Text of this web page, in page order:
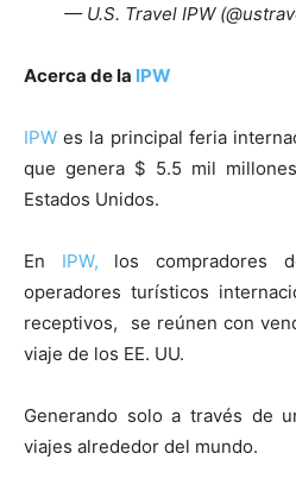
— U.S. Travel IPW
Acerca de la IPW
IPW es la principal feria
que genera $ 5.5 mil
Estados Unidos.
En IPW, los compradores
operadores turísticos
receptivos, se reúnen con
viaje de los EE. UU.
Generando solo a través de
viajes alrededor del mundo.